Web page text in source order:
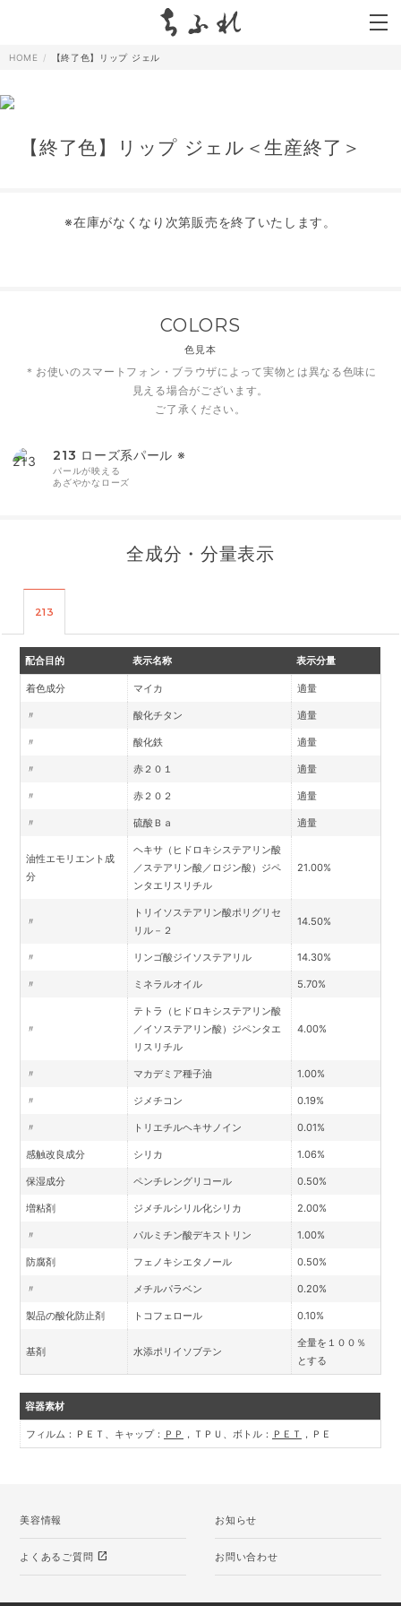
HOME 【終了色】リップ ジェル
【終了色】リップ ジェル＜生産終了＞
※在庫がなくなり次第販売を終了いたします。
COLORS
色見本
＊お使いのスマートフォン・ブラウザによって実物とは異なる色味に
見える場合がございます。
ご了承ください。
213 ローズ系パール ※
パールが映える
あざやかなローズ
全成分・分量表示
213
配合目的 表示名称 表示分量
着色成分 マイカ 適量
〃 酸化チタン 適量
〃 酸化鉄 適量
〃 赤２０１ 適量
〃 赤２０２ 適量
〃 硫酸Ｂａ 適量
油性エモリエント成
分
ヘキサ（ヒドロキシステアリン酸
／ステアリン酸／ロジン酸）ジペ
ンタエリスリチル
21.00%
〃
トリイソステアリン酸ポリグリセ
リル－２
14.50%
〃 リンゴ酸ジイソステアリル 14.30%
〃 ミネラルオイル 5.70%
〃
テトラ（ヒドロキシステアリン酸
／イソステアリン酸）ジペンタエ
リスリチル
4.00%
〃 マカデミア種子油 1.00%
〃 ジメチコン 0.19%
〃 トリエチルヘキサノイン 0.01%
感触改良成分 シリカ 1.06%
保湿成分 ペンチレングリコール 0.50%
増粘剤 ジメチルシリル化シリカ 2.00%
〃 パルミチン酸デキストリン 1.00%
防腐剤 フェノキシエタノール 0.50%
〃 メチルパラベン 0.20%
製品の酸化防止剤 トコフェロール 0.10%
基剤 水添ポリイソブテン
全量を１００％
とする
容器素材
フィルム：ＰＥＴ、キャップ： ＰＰ ，ＴＰＵ、ボトル： ＰＥＴ ，ＰＥ
美容情報 お知らせ
よくあるご質問 open_in_new お問い合わせ